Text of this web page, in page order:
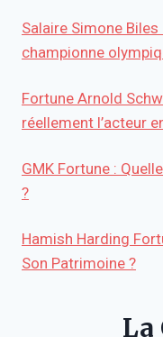
Salaire Simone
championne
Fortune Arnold
réellement l’acteur
GMK Fortune :
?
Hamish Harding
Son Patrimoine ?
La